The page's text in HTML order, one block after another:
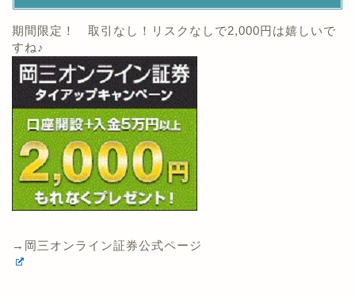
期間限定！ 取引なし！リスクなしで2,000円は嬉しいで
すね♪
→岡三オンライン証券公式ページ